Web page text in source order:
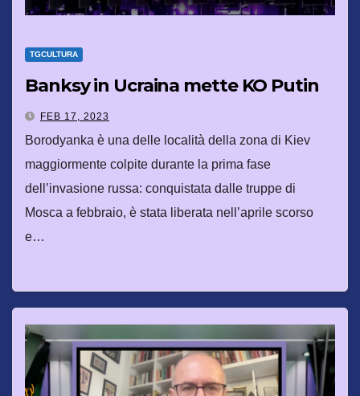
TGCULTURA
Banksy in Ucraina mette KO Putin
FEB 17, 2023
Borodyanka è una delle località della zona di Kiev
maggiormente colpite durante la prima fase
dell’invasione russa: conquistata dalle truppe di
Mosca a febbraio, è stata liberata nell’aprile scorso
e…